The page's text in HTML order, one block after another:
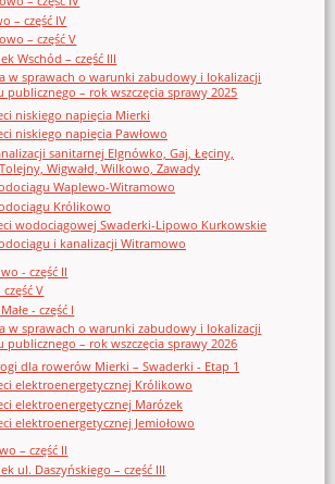
– część IV
– część V
Wschód – część III
w sprawach o warunki zabudowy i lokalizacji
publicznego – rok wszczęcia sprawy 2025
niskiego napięcia Mierki
niskiego napięcia Pawłowo
sanitarnej Elgnówko, Gaj, Łęciny,
Wigwałd, Wilkowo, Zawady
Waplewo-Witramowo
Królikowo
wodociągowej Swaderki-Lipowo Kurkowskie
i kanalizacji Witramowo
- część II
V
- część I
w sprawach o warunki zabudowy i lokalizacji
publicznego – rok wszczęcia sprawy 2026
dla rowerów Mierki – Swaderki - Etap 1
elektroenergetycznej Królikowo
elektroenergetycznej Marózek
elektroenergetycznej Jemiołowo
– część II
ul. Daszyńskiego – część III